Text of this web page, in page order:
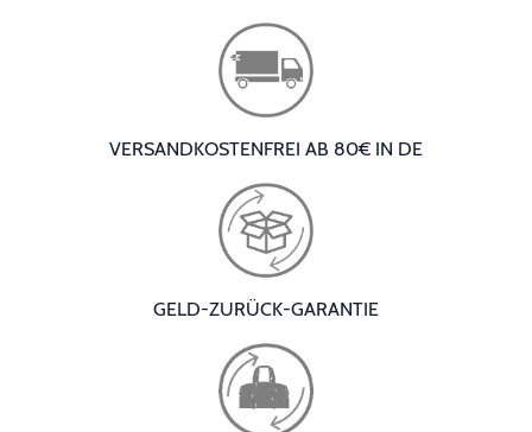
VERSANDKOSTENFREI AB 80€ IN DE
GELD-ZURÜCK-GARANTIE